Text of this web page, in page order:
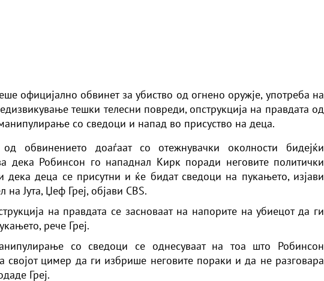
официјално обвинет за убиство од огнено оружје, употреба на
тешки телесни повреди, опструкција на правдата од
со сведоци и напад во присуство на деца.
обвинението доаѓаат со отежнувачки околности бидејќи
дека Робинсон го нападнал Кирк поради неговите политички
дека деца се присутни и ќе бидат сведоци на пукањето, изјави
на Јута, Џеф Греј, објави CBS.
на правдата се засноваат на напорите наубиецотда ги
рече Греј.
со сведоци се однесуваат на тоа што Робинсон
својот цимер да ги избрише неговите пораки и да не разговара
Греј.